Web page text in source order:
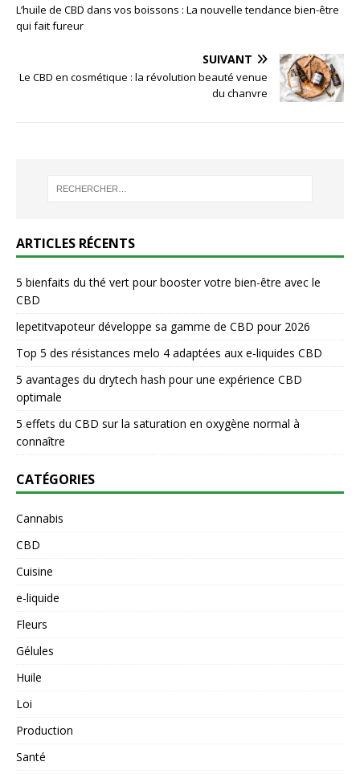
L’huile de CBD dans vos boissons : La nouvelle tendance bien-être
qui fait fureur
SUIVANT
Le CBD en cosmétique : la révolution beauté venue
du chanvre
ARTICLES RÉCENTS
5 bienfaits du thé vert pour booster votre bien-être avec le
CBD
lepetitvapoteur développe sa gamme de CBD pour 2026
Top 5 des résistances melo 4 adaptées aux e-liquides CBD
5 avantages du drytech hash pour une expérience CBD
optimale
5 effets du CBD sur la saturation en oxygène normal à
connaître
CATÉGORIES
Cannabis
CBD
Cuisine
e-liquide
Fleurs
Gélules
Huile
Loi
Production
Santé